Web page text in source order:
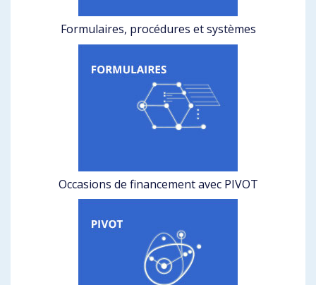
Formulaires, procédures et systèmes
Occasions de financement avec PIVOT